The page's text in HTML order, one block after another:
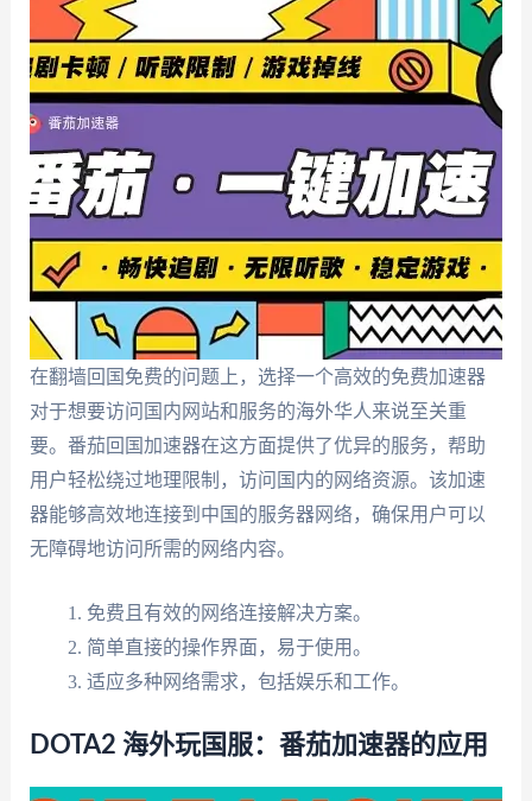
在翻墙回国免费的问题上，选择一个高效的免费加速器
对于想要访问国内网站和服务的海外华人来说至关重
要。番茄回国加速器在这方面提供了优异的服务，帮助
用户轻松绕过地理限制，访问国内的网络资源。该加速
器能够高效地连接到中国的服务器网络，确保用户可以
无障碍地访问所需的网络内容。
免费且有效的网络连接解决方案。
简单直接的操作界面，易于使用。
适应多种网络需求，包括娱乐和工作。
DOTA2 海外玩国服：番茄加速器的应用